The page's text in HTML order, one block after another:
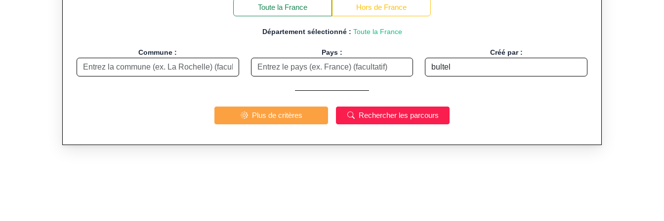
Toute la France Hors de France
Département sélectionné : Toute la France
Commune : Pays : Créé par :
Plus de critères Rechercher les parcours